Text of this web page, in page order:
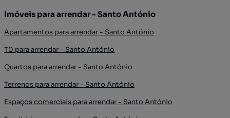
Imóveis para arrendar - Santo António
Apartamentos para arrendar - Santo António
T0 para arrendar - Santo António
Quartos para arrendar - Santo António
Terrenos para arrendar - Santo António
Espaços comerciais para arrendar - Santo António